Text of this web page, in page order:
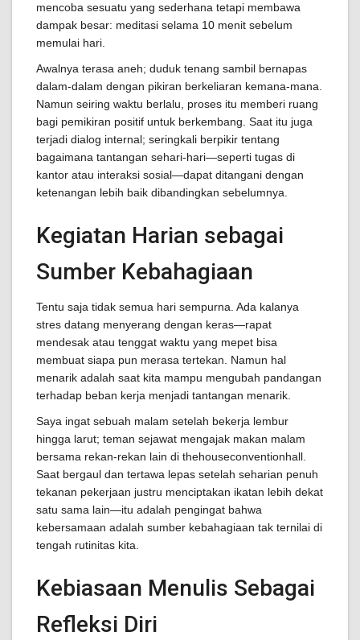
mencoba sesuatu yang sederhana tetapi membawa
dampak besar: meditasi selama 10 menit sebelum
memulai hari.
Awalnya terasa aneh; duduk tenang sambil bernapas
dalam-dalam dengan pikiran berkeliaran kemana-mana.
Namun seiring waktu berlalu, proses itu memberi ruang
bagi pemikiran positif untuk berkembang. Saat itu juga
terjadi dialog internal; seringkali berpikir tentang
bagaimana tantangan sehari-hari—seperti tugas di
kantor atau interaksi sosial—dapat ditangani dengan
ketenangan lebih baik dibandingkan sebelumnya.
Kegiatan Harian sebagai
Sumber Kebahagiaan
Tentu saja tidak semua hari sempurna. Ada kalanya
stres datang menyerang dengan keras—rapat
mendesak atau tenggat waktu yang mepet bisa
membuat siapa pun merasa tertekan. Namun hal
menarik adalah saat kita mampu mengubah pandangan
terhadap beban kerja menjadi tantangan menarik.
Saya ingat sebuah malam setelah bekerja lembur
hingga larut; teman sejawat mengajak makan malam
bersama rekan-rekan lain di thehouseconventionhall.
Saat bergaul dan tertawa lepas setelah seharian penuh
tekanan pekerjaan justru menciptakan ikatan lebih dekat
satu sama lain—itu adalah pengingat bahwa
kebersamaan adalah sumber kebahagiaan tak ternilai di
tengah rutinitas kita.
Kebiasaan Menulis Sebagai
Refleksi Diri